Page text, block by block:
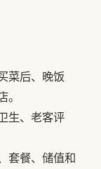
菜后、晚饭
生、老客评
套餐、储值和